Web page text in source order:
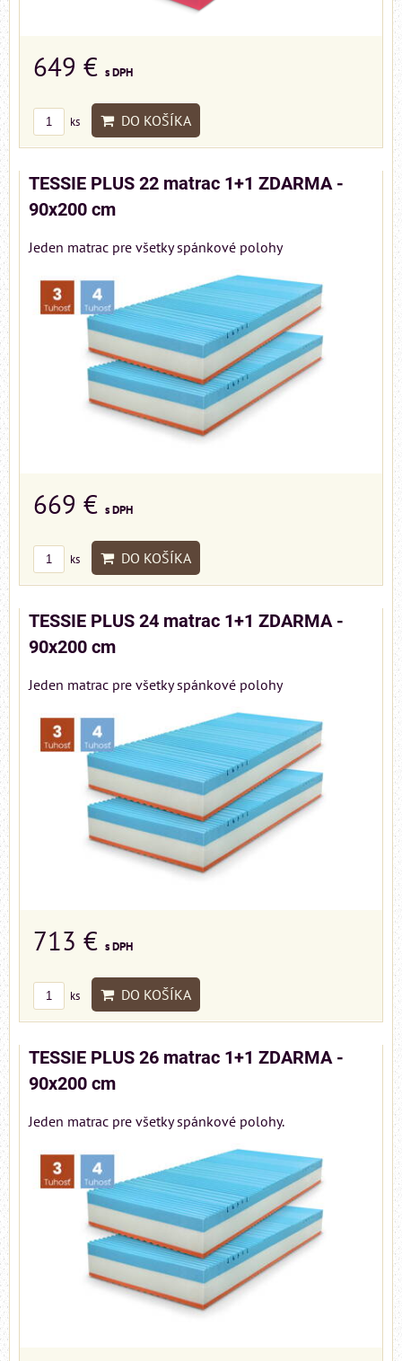
649 € s DPH
ks DO KOŠÍKA
TESSIE PLUS 22 matrac 1+1 ZDARMA -
90x200 cm
Jeden matrac pre všetky spánkové polohy
669 € s DPH
ks DO KOŠÍKA
TESSIE PLUS 24 matrac 1+1 ZDARMA -
90x200 cm
Jeden matrac pre všetky spánkové polohy
713 € s DPH
ks DO KOŠÍKA
TESSIE PLUS 26 matrac 1+1 ZDARMA -
90x200 cm
Jeden matrac pre všetky spánkové polohy.